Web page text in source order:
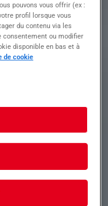
les systèmes
leur expédition
mise en caisse)
testés en
fonctionnement
les
pouvons vous offrir (ex :
profil lorsque vous
du contenu via les
consentement ou modifier
disponible en bas et à
de cookie